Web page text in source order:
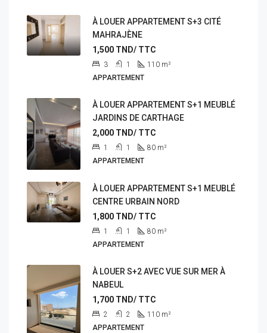
À LOUER APPARTEMENT S+3 CITÉ
MAHRAJÈNE
1,500 TND/ TTC
3 1 110 m²
APPARTEMENT
À LOUER APPARTEMENT S+1 MEUBLÉ
JARDINS DE CARTHAGE
2,000 TND/ TTC
1 1 80 m²
APPARTEMENT
À LOUER APPARTEMENT S+1 MEUBLÉ
CENTRE URBAIN NORD
1,800 TND/ TTC
1 1 80 m²
APPARTEMENT
À LOUER S+2 AVEC VUE SUR MER À
NABEUL
1,700 TND/ TTC
2 2 110 m²
APPARTEMENT